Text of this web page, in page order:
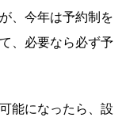
、今年は予約制を
、必要なら必ず予
能になったら、設